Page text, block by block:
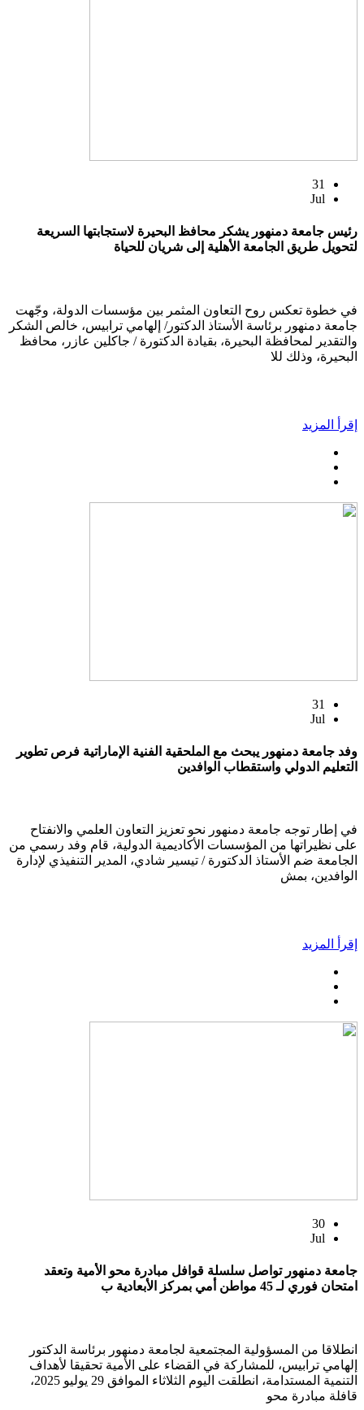
31
Jul
رئيس جامعة دمنهور يشكر محافظ البحيرة لاستجابتها السريعة
لتحويل طريق الجامعة الأهلية إلى شريان للحياة
في خطوة تعكس روح التعاون المثمر بين مؤسسات الدولة، وجّهت
جامعة دمنهور برئاسة الأستاذ الدكتور/ إلهامي ترابيس، خالص الشكر
والتقدير لمحافظة البحيرة، بقيادة الدكتورة / جاكلين عازر، محافظ
البحيرة، وذلك للا
إقرأ المزيد
31
Jul
وفد جامعة دمنهور يبحث مع الملحقية الفنية الإماراتية فرص تطوير
التعليم الدولي واستقطاب الوافدين
في إطار توجه جامعة دمنهور نحو تعزيز التعاون العلمي والانفتاح
على نظيراتها من المؤسسات الأكاديمية الدولية، قام وفد رسمي من
الجامعة ضم الأستاذ الدكتورة / تيسير شادي، المدير التنفيذي لإدارة
الوافدين، بمش
إقرأ المزيد
30
Jul
جامعة دمنهور تواصل سلسلة قوافل مبادرة محو الأمية وتعقد
امتحان فوري لـ 45 مواطن أمي بمركز الأبعادية ب
انطلاقا من المسؤولية المجتمعية لجامعة دمنهور برئاسة الدكتور
إلهامي ترابيس، للمشاركة في القضاء على الأمية تحقيقا لأهداف
التنمية المستدامة، انطلقت اليوم الثلاثاء الموافق 29 يوليو 2025،
قافلة مبادرة محو